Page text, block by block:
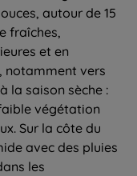
autour de 15
fraîches,
et en
notamment vers
la saison sèche :
végétation
Sur la côte du
avec des pluies
les